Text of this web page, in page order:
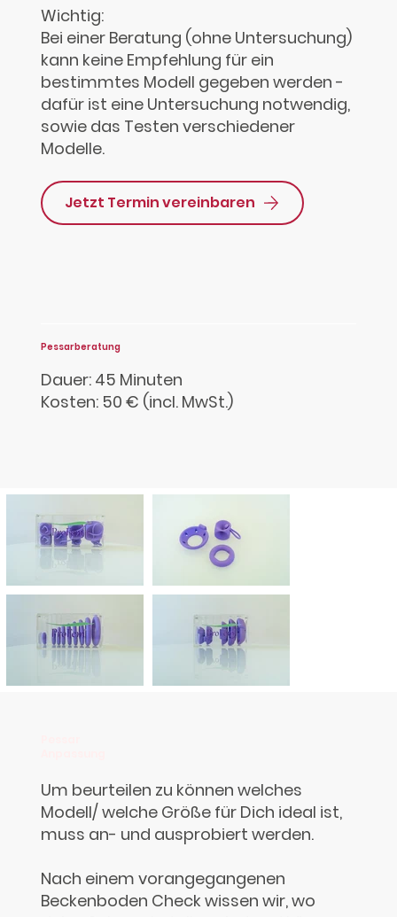
Wichtig:
Bei einer Beratung (ohne Untersuchung)
kann keine Empfehlung für ein
bestimmtes Modell gegeben werden -
dafür ist eine Untersuchung notwendig,
sowie das Testen verschiedener
Modelle.
Jetzt Termin vereinbaren
Pessarberatung
Dauer: 45 Minuten
Kosten: 50 € (incl. MwSt.)
Um beurteilen zu können welches
Modell/ welche Größe für Dich ideal ist,
muss an- und ausprobiert werden.
Nach einem vorangegangenen
Beckenboden Check wissen wir, wo